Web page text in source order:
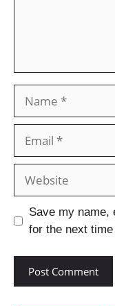
Save my name,
for the next